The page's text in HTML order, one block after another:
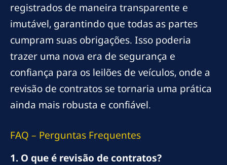
registrados de maneira transparente e
imutável, garantindo que todas as partes
cumpram suas obrigações. Isso poderia
trazer uma nova era de segurança e
confiança para os leilões de veículos, onde a
revisão de contratos se tornaria uma prática
ainda mais robusta e confiável.
FAQ – Perguntas Frequentes
1. O que é revisão de contratos?